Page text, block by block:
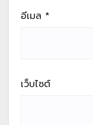
อีเมล *
เว็บไซต์